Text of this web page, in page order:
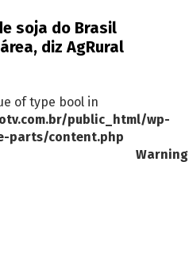
soja do Brasil
diz AgRural
of type bool in
public_html/wp-
parts/content.php
Warning